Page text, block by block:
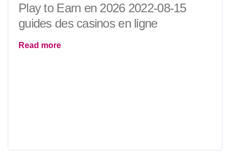
Play to Earn en 2026 2022-08-15
guides des casinos en ligne
Read more